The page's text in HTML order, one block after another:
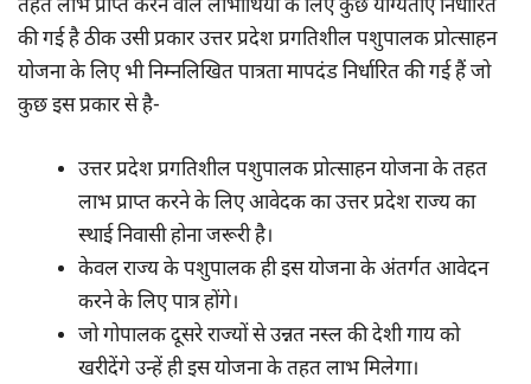
तहत लाभ प्राप्त करने वाले लाभार्थियों के लिए कुछ योग्यताएं निर्धारित
की गई है ठीक उसी प्रकार उत्तर प्रदेश प्रगतिशील पशुपालक प्रोत्साहन
योजना के लिए भी निम्नलिखित पात्रता मापदंड निर्धारित की गई हैं जो
कुछ इस प्रकार से है-
उत्तर प्रदेश प्रगतिशील पशुपालक प्रोत्साहन योजना के तहत
लाभ प्राप्त करने के लिए आवेदक का उत्तर प्रदेश राज्य का
स्थाई निवासी होना जरूरी है।
केवल राज्य के पशुपालक ही इस योजना के अंतर्गत आवेदन
करने के लिए पात्र होंगे।
जो गोपालक दूसरे राज्यों से उन्नत नस्ल की देशी गाय को
खरीदेंगे उन्हें ही इस योजना के तहत लाभ मिलेगा।